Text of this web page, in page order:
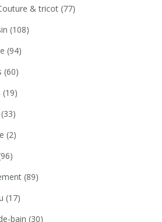
& tricot (77)
(108)
(94)
(60)
(19)
(33)
(2)
(89)
(17)
bain (30)